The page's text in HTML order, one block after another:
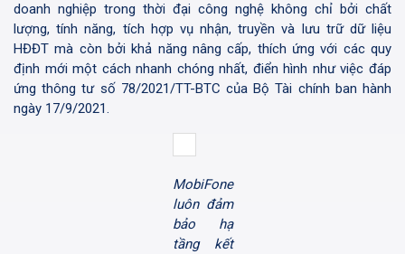
doanh nghiệp trong thời đại công nghệ không chỉ bởi chất
lượng, tính năng, tích hợp vụ nhận, truyền và lưu trữ dữ liệu
HĐĐT mà còn bởi khả năng nâng cấp, thích ứng với các quy
định mới một cách nhanh chóng nhất, điển hình như việc đáp
ứng thông tư số 78/2021/TT-BTC của Bộ Tài chính ban hành
ngày 17/9/2021.
MobiFone
luôn đảm
bảo hạ
tầng kết